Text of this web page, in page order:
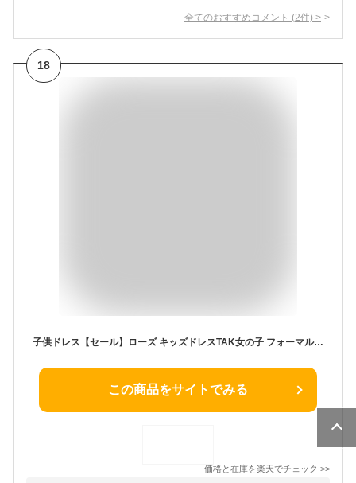
全てのおすすめコメント (2件) >
18
子供ドレス【セール】ローズ キッズドレスTAK女の子 フォーマル 子供ドレス キッズ キャサリンコテージ小学生
この商品をサイトでみる
価格と在庫を楽天でチェック >>